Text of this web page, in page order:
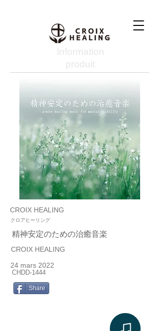
Information
produit
CROIX HEALING
クロアヒーリング
精神安定のための治癒音楽
CROIX HEALING
24 mars 2022
CHDD-1444
Share